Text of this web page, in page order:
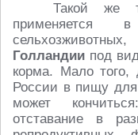
Такой же
Голландии под
корма. Мало того,
России в пищу
может
отставание в